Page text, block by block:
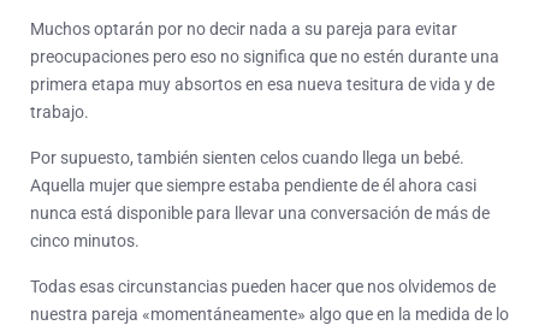
Muchos optarán por no decir nada a su pareja para evitar
preocupaciones pero eso no significa que no estén durante una
primera etapa muy absortos en esa nueva tesitura de vida y de
trabajo.
Por supuesto, también sienten celos cuando llega un bebé.
Aquella mujer que siempre estaba pendiente de él ahora casi
nunca está disponible para llevar una conversación de más de
cinco minutos.
Todas esas circunstancias pueden hacer que nos olvidemos de
nuestra pareja «momentáneamente» algo que en la medida de lo